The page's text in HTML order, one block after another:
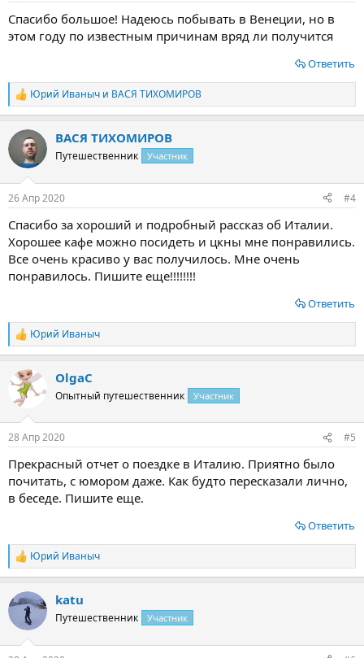
Спасибо большое! Надеюсь побывать в Венеции, но в
этом году по известным причинам вряд ли получится
Ответить
Р
е
к
и
Юрий Иваныч и ВАСЯ ТИХОМИРОВ
ВАСЯ ТИХОМИРОВ
Путешественник Участник
26 Апр 2020 #4
Спасибо за хороший и подробный рассказ об Италии.
Хорошее кафе можно посидеть и цкны мне понравились.
Все очень красиво у вас получилось. Мне очень
понравилось. Пишите еще!!!!!!!!
Ответить
Р
е
к
ц
и
Юрий Иваныч
OlgaС
Опытный путешественник Участник
28 Апр 2020 #5
Прекрасный отчет о поездке в Италию. Приятно было
почитать, с юмором даже. Как будто пересказали лично,
в беседе. Пишите еще.
Ответить
Р
е
к
и
Юрий Иваныч
katu
Путешественник Участник